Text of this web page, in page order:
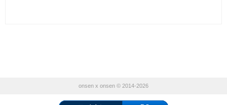
onsen x onsen © 2014-2026